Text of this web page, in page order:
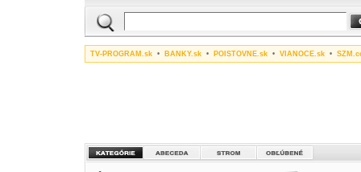
TV-PROGRAM.sk • BANKY.sk • POISTOVNE.sk • VIANOCE.sk •